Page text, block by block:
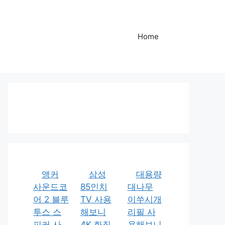
Home
앵커
사운드코
어 2 블루
투스 스
삼성
85인치
TV 사용
해보니
대용량
대나무
이쑤시개
리필 사